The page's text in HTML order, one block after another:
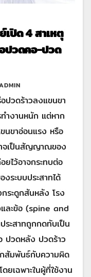
ปิด 4 สาเหตุ
ปวดคอ-ปวด
ปวดร้าวลงแขนขา
ำงานหนัก แต่หาก
นขาอ่อนแรง หรือ
าจเป็นสัญญาณของ
ยไว้อาจกระทบต่อ
ระบบประสาทได้
ระดูกสันหลัง โรง
และข้อ (spine and
ระสาทถูกกดทับเป็น
ปวดหลัง ปวดร้าว
สัมพันธ์กับความผิด
เฉพาะในผู้ที่ใช้งาน